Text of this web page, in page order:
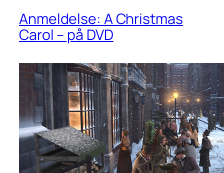
Anmeldelse: A Christmas
Carol – på DVD